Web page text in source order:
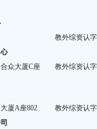
教外综资认
众大厦C座
教外综资认
厦A座802
教外综资认